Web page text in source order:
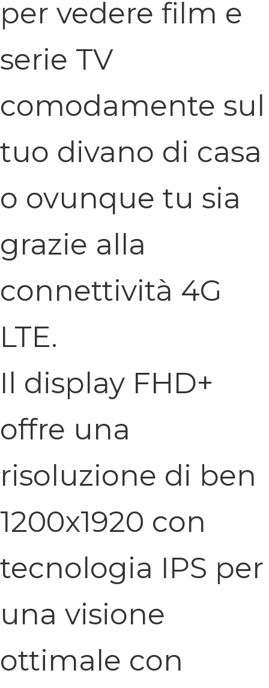
per vedere film e
serie TV
comodamente sul
tuo divano di casa
o ovunque tu sia
grazie alla
connettività 4G
LTE.
Il display FHD+
offre una
risoluzione di ben
1200x1920 con
tecnologia IPS per
una visione
ottimale con